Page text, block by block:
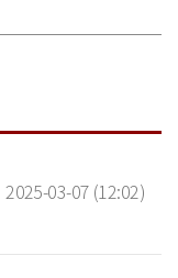
2025-03-07 (12:02)